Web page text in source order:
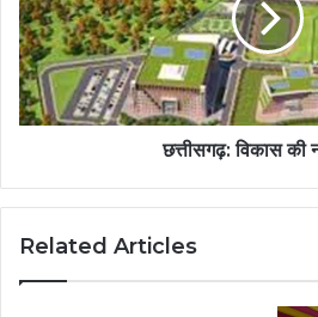
छत्तीसगढ़: विकास की
Related Articles